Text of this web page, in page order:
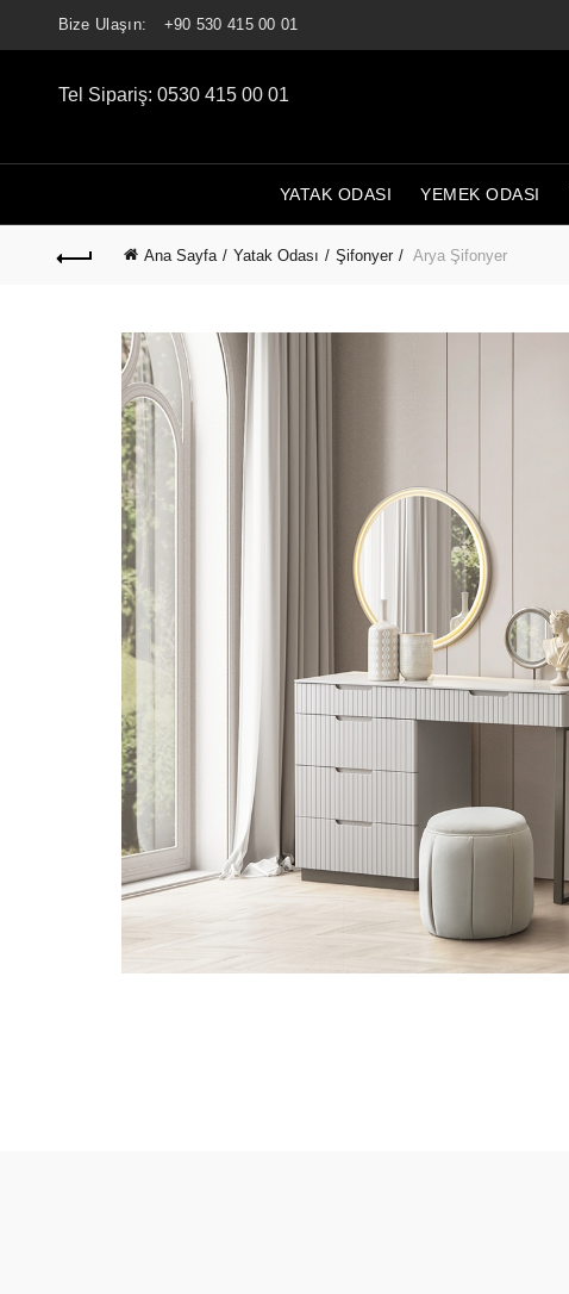
Bize Ulaşın: +90 530 415 00 01
Tel Sipariş: 0530 415 00 01
YATAK ODASI YEMEK ODASI
Ana Sayfa Yatak Odası Şifonyer Arya Şifonyer